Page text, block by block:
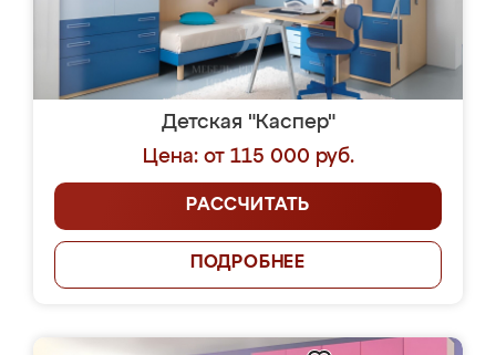
Детская "Каспер"
Цена: от 115 000 руб.
РАССЧИТАТЬ
ПОДРОБНЕЕ